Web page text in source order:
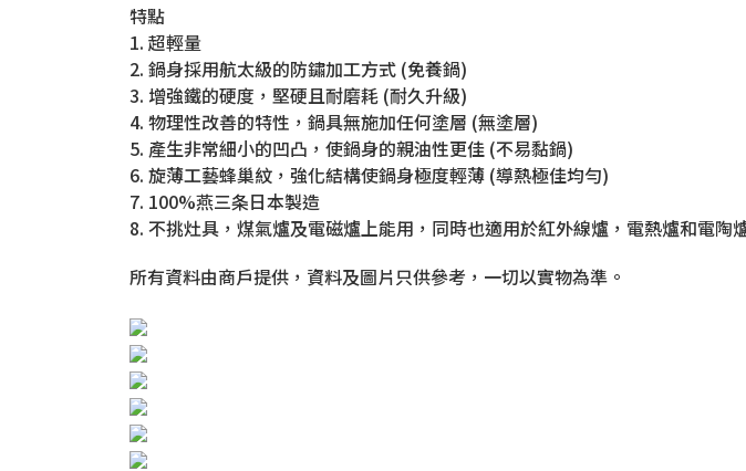
特點
1. 超輕量
2. 鍋身採用航太級的防鏽加工方式 (免養鍋)
3. 增強鐵的硬度，堅硬且耐磨耗 (耐久升級)
4. 物理性改善的特性，鍋具無施加任何塗層 (無塗層)
5. 產生非常細小的凹凸，使鍋身的親油性更佳 (不易黏鍋)
6. 旋薄工藝蜂巢紋，強化結構使鍋身極度輕薄 (導熱極佳均勻)
7. 100%燕三条日本製造
8. 不挑灶具，煤氣爐及電磁爐上能用，同時也適用於紅外線爐，電熱爐和電陶
所有資料由商戶提供，資料及圖片只供參考，一切以實物為準。